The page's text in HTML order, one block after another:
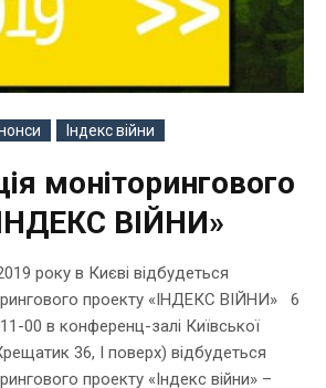
Індекс війни
моніторингового
ВІЙНИ»
року в Києві відбудеться
проекту «ІНДЕКС ВІЙНИ» 6
00 в конференц-залі Київської
36, І поверх) відбудеться
проекту «Індекс війни» –